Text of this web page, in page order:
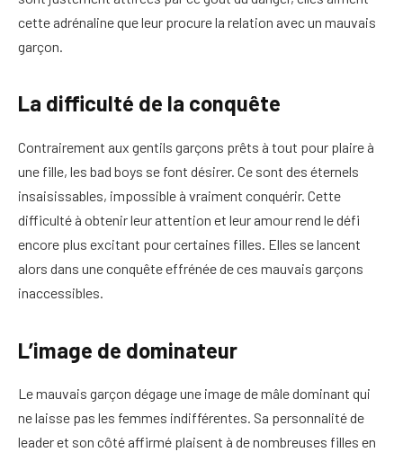
cette adrénaline que leur procure la relation avec un mauvais
garçon.
La difficulté de la conquête
Contrairement aux gentils garçons prêts à tout pour plaire à
une fille, les bad boys se font désirer. Ce sont des éternels
insaisissables, impossible à vraiment conquérir. Cette
difficulté à obtenir leur attention et leur amour rend le défi
encore plus excitant pour certaines filles. Elles se lancent
alors dans une conquête effrénée de ces mauvais garçons
inaccessibles.
L’image de dominateur
Le mauvais garçon dégage une image de mâle dominant qui
ne laisse pas les femmes indifférentes. Sa personnalité de
leader et son côté affirmé plaisent à de nombreuses filles en